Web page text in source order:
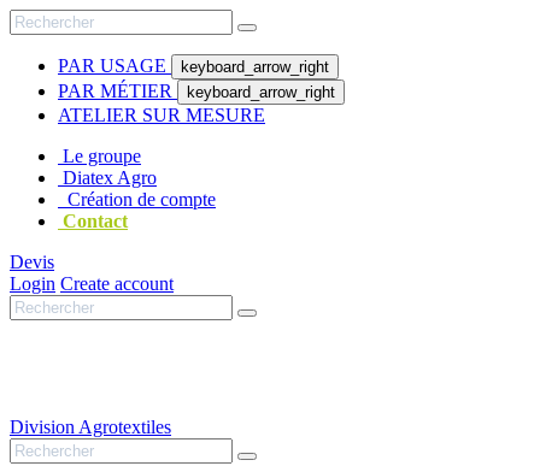
PAR USAGE keyboard_arrow_right
PAR MÉTIER keyboard_arrow_right
ATELIER SUR MESURE
Le groupe
Diatex Agro
Création de compte
Contact
Devis
Login Create account
Division Agrotextiles